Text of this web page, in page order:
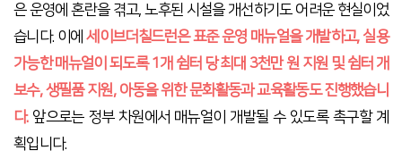
은 운영에 혼란을 겪고,노후된 시설을 개선하기도 어려운 현실이었
습니다. 이에 세이브더칠드런은 표준 운영 매뉴얼을 개발하고, 실용
가능한 매뉴얼이 되도록1 개 쉼터 당 최대 3천만 원 지원 및 쉼터 개
보수,생필품 지원, 아동을 위한 문화활동과 교육활동도 진행했습니
다. 앞으로는 정부 차원에서 매뉴얼이 개발될 수 있도록 촉구할 계
획입니다.